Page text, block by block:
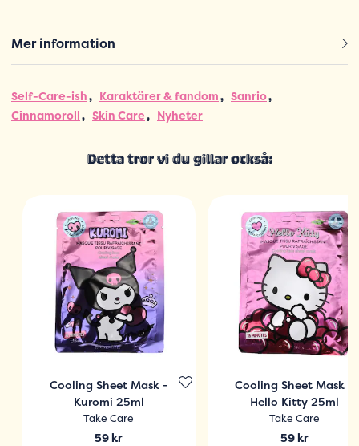
Mer information
Self-Care-ish Karaktärer & fandom
Sanrio
Cinnamoroll
Skin Care Nyheter
Detta tror vi du gillar också:
Cooling Sheet Mask -
Kuromi 25ml
Take Care
59 kr
Cooling Sheet Mask -
Hello Kitty 25ml
Take Care
59 kr